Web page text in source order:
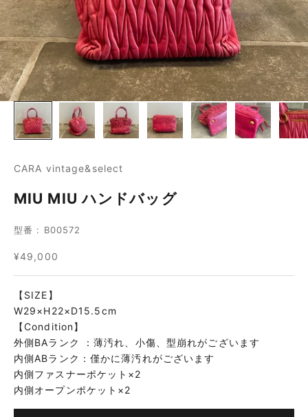
CARA vintage&select
MIU MIU ハンドバッグ
型番 : B00572
セール価格
¥49,000
【SIZE】
W29×H22×D15.5cm
【Condition】
外側BAランク ：薄汚れ、小傷、型崩れがございます
内側ABランク：僅かに薄汚れがございます
内側ファスナーポケット×2
内側オープンポケット×2